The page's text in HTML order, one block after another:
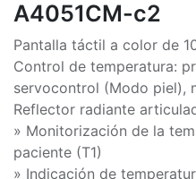
A4051CM-c2
Pantalla táctil a color de
Control de temperatura:
servocontrol (Modo piel),
Reflector radiante
» Monitorización de la
paciente (T1)
» Indicación de